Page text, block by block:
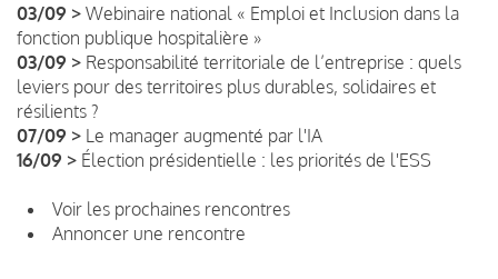
03/09 > Webinaire national « Emploi et Inclusion dans la
fonction publique hospitalière »
03/09 > Responsabilité territoriale de l’entreprise : quels
leviers pour des territoires plus durables, solidaires et
résilients ?
07/09 > Le manager augmenté par l'IA
16/09 > Élection présidentielle : les priorités de l'ESS
Voir les prochaines rencontres
Annoncer une rencontre